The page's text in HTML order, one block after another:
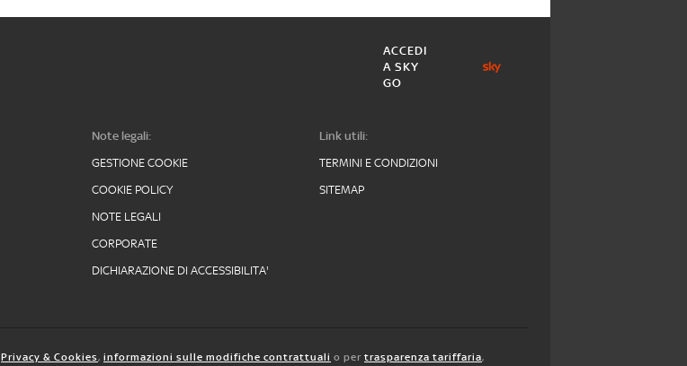
ACCEDI
A SKY
GO
Note legali:
GESTIONE COOKIE
COOKIE POLICY
NOTE LEGALI
CORPORATE
DICHIARAZIONE DI ACCESSIBILITA'
Link utili:
TERMINI E CONDIZIONI
SITEMAP
Privacy & Cookies, informazioni sulle modifiche contrattuali o per trasparenza tariffaria,